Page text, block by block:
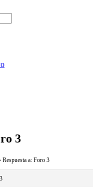
3
› Respuesta a: Foro 3